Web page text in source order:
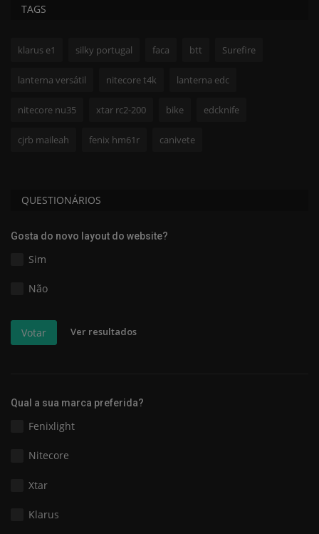
TAGS
klarus e1 silky portugal faca btt Surefire
lanterna versátil nitecore t4k lanterna edc
nitecore nu35 xtar rc2-200 bike edcknife
cjrb maileah fenix hm61r canivete
QUESTIONÁRIOS
Gosta do novo layout do website?
Sim
Não
Votar Ver resultados
Qual a sua marca preferida?
Fenixlight
Nitecore
Xtar
Klarus